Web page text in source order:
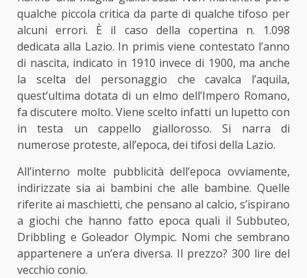
qualche piccola critica da parte di qualche tifoso per
alcuni errori. È il caso della copertina n. 1.098
dedicata alla Lazio. In primis viene contestato l’anno
di nascita, indicato in 1910 invece di 1900, ma anche
la scelta del personaggio che cavalca l’aquila,
quest’ultima dotata di un elmo dell’Impero Romano,
fa discutere molto. Viene scelto infatti un lupetto con
in testa un cappello giallorosso. Si narra di
numerose proteste, all’epoca, dei tifosi della Lazio.
All’interno molte pubblicità dell’epoca ovviamente,
indirizzate sia ai bambini che alle bambine. Quelle
riferite ai maschietti, che pensano al calcio, s’ispirano
a giochi che hanno fatto epoca quali il Subbuteo,
Dribbling e Goleador Olympic. Nomi che sembrano
appartenere a un’era diversa. Il prezzo? 300 lire del
vecchio conio.